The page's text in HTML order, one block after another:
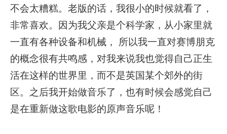
不会太糟糕。老版的话，我很小的时候就看了，
非常喜欢。因为我父亲是个科学家，从小家里就
一直有各种设备和机械， 所以我一直对赛博朋克
的概念很有共鸣感，对我来说我也觉得自己正生
活在这样的世界里，而不是英国某个郊外的街
区。之后我开始做音乐了，也有时候会感觉自己
是在重新做这歌电影的原声音乐呢！